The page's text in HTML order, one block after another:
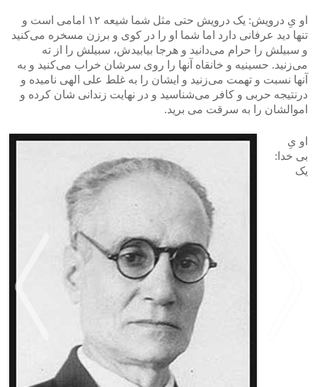
او یِ درویش: یک درویش حتی مثل شما شیعه ۱۲ امامی است و
تنها دید عرفانی دارد اما شما او را در کوی و برزن مسخره می‌‌کنید
و سبیلش را حرام می‌‌دانید و هرجا بیابیدش، سبیلش را از ته
می‌‌زنید. حسینیه و خانقاه آنها را روی سرشان خراب می‌‌کنید و به‌‌
آنها نسبت و تهمت می‌‌زنید و ایشان را به‌‌ غلط علی‌ الهی نامیده و
درنتیجه حربی و کافر می‌‌شناسید و در نهایت زندانی شان کرده و
اموالشان را به سرقت می برید.
او یِ
بی‌ خدا:
یک